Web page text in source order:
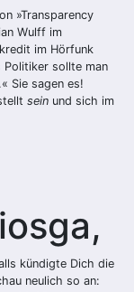
»Transparency
Wulff im
im Hörfunk
Politiker sollte man
Sie sagen es!
sein und sich im
kündigte Dich die
neulich so an: